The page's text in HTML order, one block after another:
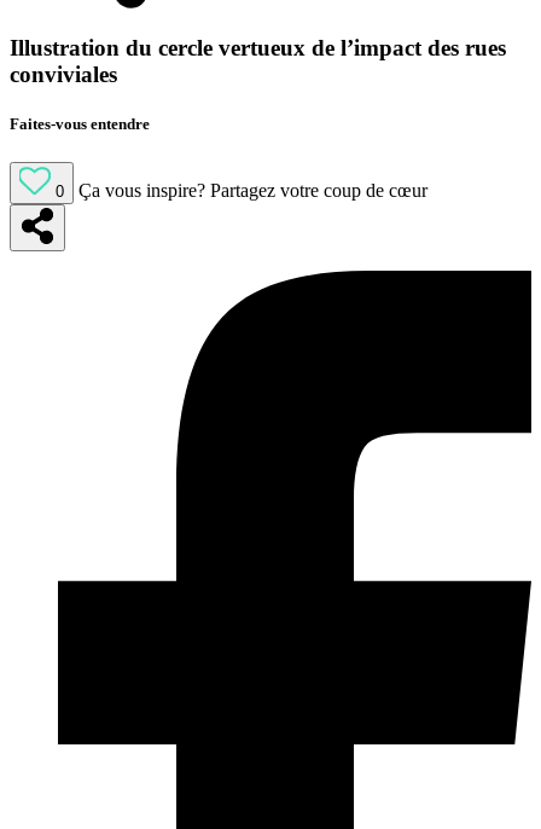
Illustration du cercle vertueux de l’impact des rues
conviviales
Faites-vous entendre
0 Ça vous inspire? Partagez votre coup de cœur